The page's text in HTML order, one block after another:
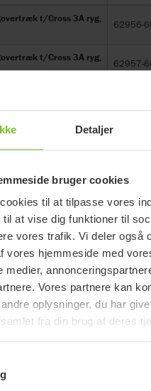
Detaljer
bruger cookies
til at tilpasse vores
til at vise dig funktioner til
vores trafik. Vi deler også
vores hjemmeside med
medier,
Vores partnere kan
oplysninger, du har
fra din brug af deres
t/Cross 3A ryg,
62956-
t/Cross 3A ryg,
62957-
t/Cross 3A ryg,
t/Cross 3A ryg,
62960-60
t/Cross 3A ryg,
62961-
t/Cross 3A ryg,
62962-60
t/Cross 3A ryg,
t/Cross 3A ryg,